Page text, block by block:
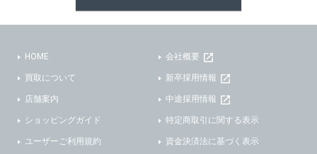
HOME
買取について
店舗案内
ショッピングガイド
ユーザーご利用規約
会社概要
新卒採用情報
中途採用情報
特定商取引に関する表示
資金決済法に基づく表示